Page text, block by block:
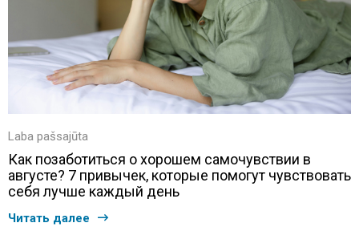
Laba pašsajūta
Как позаботиться о хорошем самочувствии в
августе? 7 привычек, которые помогут чувствовать
себя лучше каждый день
Читать далее